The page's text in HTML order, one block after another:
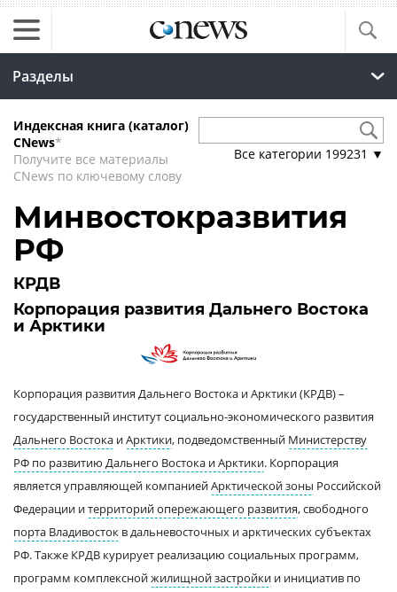
Разделы
Индексная книга (каталог)
CNews*
Получите все материалы
CNews по ключевому слову
Все категории 199231 ▼
Минвостокразвития
РФ
КРДВ
Корпорация развития Дальнего Востока
и Арктики
Корпорация развития Дальнего Востока и Арктики (КРДВ) –
государственный институт социально-экономического развития
Дальнего Востока иАрктики, подведомственный Министерству
РФ по развитию Дальнего Востока и Арктики. Корпорация
является управляющей компаниейАрктической зоны Российской
Федерации итерриторий опережающего развития, свободного
порта Владивосток в дальневосточных и арктических субъектах
РФ. Также КРДВ курирует реализацию социальных программ,
программ комплекснойжилищной застройки и инициатив по